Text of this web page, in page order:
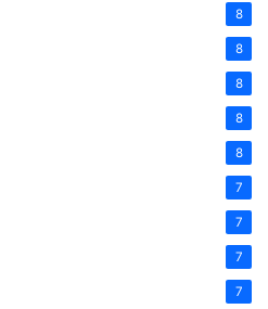
8
8
8
8
8
7
7
7
7